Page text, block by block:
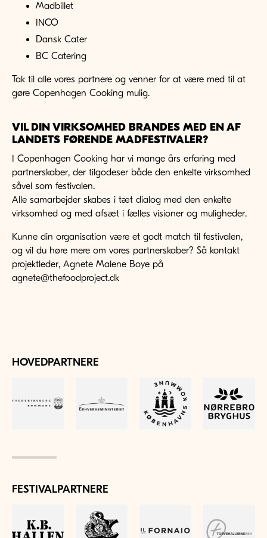
Madbillet
INCO
Dansk Cater
BC Catering
Tak til alle vores partnere og venner for at være med til at
gøre Copenhagen Cooking mulig.
VIL DIN VIRKSOMHED BRANDES MED EN AF
LANDETS FØRENDE MADFESTIVALER?
I Copenhagen Cooking har vi mange års erfaring med
partnerskaber, der tilgodeser både den enkelte virksomhed
såvel som festivalen.
Alle samarbejder skabes i tæt dialog med den enkelte
virksomhed og med afsæt i fælles visioner og muligheder.
Kunne din organisation være et godt match til festivalen,
og vil du høre mere om vores partnerskaber? Så kontakt
projektleder, Agnete Malene Boye på
agnete@thefoodproject.dk
HOVEDPARTNERE
FESTIVALPARTNERE